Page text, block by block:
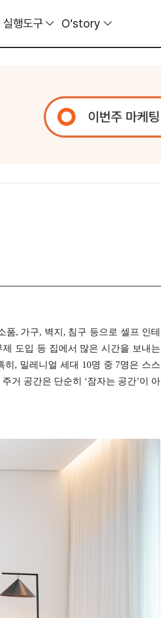
실행도구 O'story
품, 가구, 벽지, 침구 등으로 셀프 인테
도입 등 집에서 많은 시간을 보내는
, 밀레니얼 세대 10명 중 7명은 스스
거 공간은 단순히 ‘잠자는 공간’이 아